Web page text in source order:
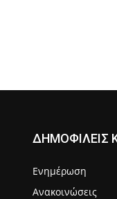
ΔΗΜΟΦΙΛΕΙΣ
Ενημέρωση
Ανακοινώσεις